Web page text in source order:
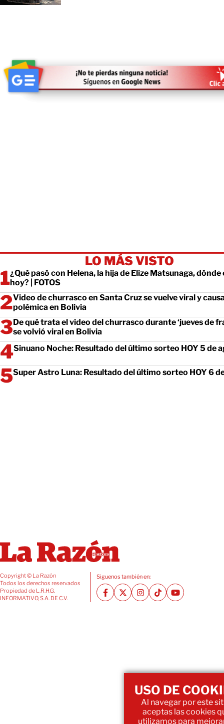
LO MÁS VISTO
¿Qué pasó con Helena, la hija de Elize Matsunaga, dónde
hoy? | FOTOS
Video de churrasco en Santa Cruz se vuelve viral y
polémica en Bolivia
De qué trata el video del churrasco durante ‘jueves de
se volvió viral en Bolivia
Sinuano Noche: Resultado del último sorteo HOY 5 de
Super Astro Luna: Resultado del último sorteo HOY 6
Copyright © La Razón
Todos los derechos reservados
Propiedad de L.R.H.G.
INFORMATIVO, S.A. DE C.V.
Siguenos también en:
USO DE
Al navegar por este
aceptas las cookies
utilizamos para